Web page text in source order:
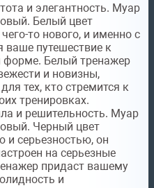
и элегантность. Муар
Белый цвет
то нового, и именно с
ваше путешествие к
форме. Белый тренажер
и новизны,
тех, кто стремится к
тренировках.
и решительность. Муар
Черный цвет
и серьезностью, он
на серьезные
придаст вашему
и